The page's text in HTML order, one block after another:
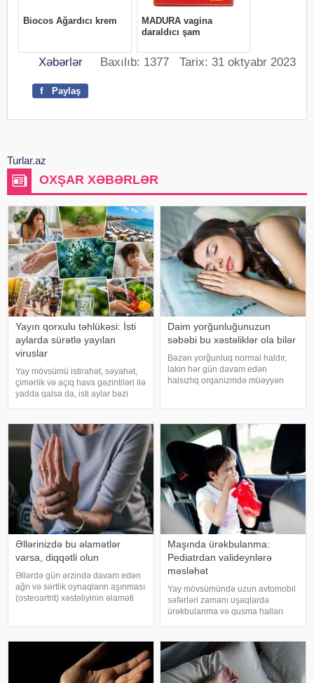
Xəbərlər Baxılıb: 1377 Tarix: 31 oktyabr 2023
f Paylaş
Turlar.az
OXŞAR XƏBƏRLƏR
Yayın qorxulu təhlükəsi: İsti
aylarda sürətlə yayılan
viruslar
Yay mövsümü istirahət, səyahət,
çimərlik və açıq hava gəzintiləri ilə
yadda qalsa da, isti aylar bəzi
Buna səbəb təkcə yüksək
temperatur deyil. Açıq havad
Daim yorğunluğunuzun
səbəbi bu xəstəliklər ola bilər
Bəzən yorğunluq normal haldır,
lakin hər gün davam edən
halsızlıq orqanizmdə müəyyən
qan azlığı, qalxanabənzər vəz
xəstəlikləri, şəkərl
Əllərinizdə bu əlamətlər
varsa, diqqətli olun
Əllərdə gün ərzində davam edən
ağrı və sərtlik oynaqların aşınması
(osteoartrit) xəstəliyinin əlaməti
yaranır. xəbər verir ki
Maşında ürəkbulanma:
Pediatrdan valideynlərə
məsləhət
Yay mövsümündə uzun avtomobil
səfərləri zamanı uşaqlarda
ürəkbulanma və qusma halları
beynin gözlərdən və bədənin
hərəkətindən gələn siqnallar
arasındakı uyğunsuzluqda